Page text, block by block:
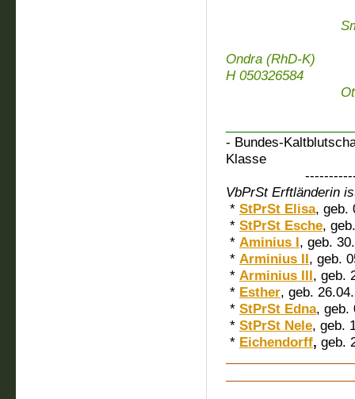
Smart I
Ondra (RhD-K)
H
- Bundes-
Klasse
VbPrSt Erftländerin
* StPrSt Elisa, geb.
* StPrSt Esche,
* Aminius I, geb.
* Arminius II, geb.
* Arminius III, geb.
* Esther, geb.
* StPrSt Edna, geb.
* StPrSt Nele, geb.
* Eichendorff, geb.